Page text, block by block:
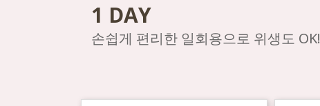
1 DAY
손쉽게 편리한 일회용으로 위생도 OK!